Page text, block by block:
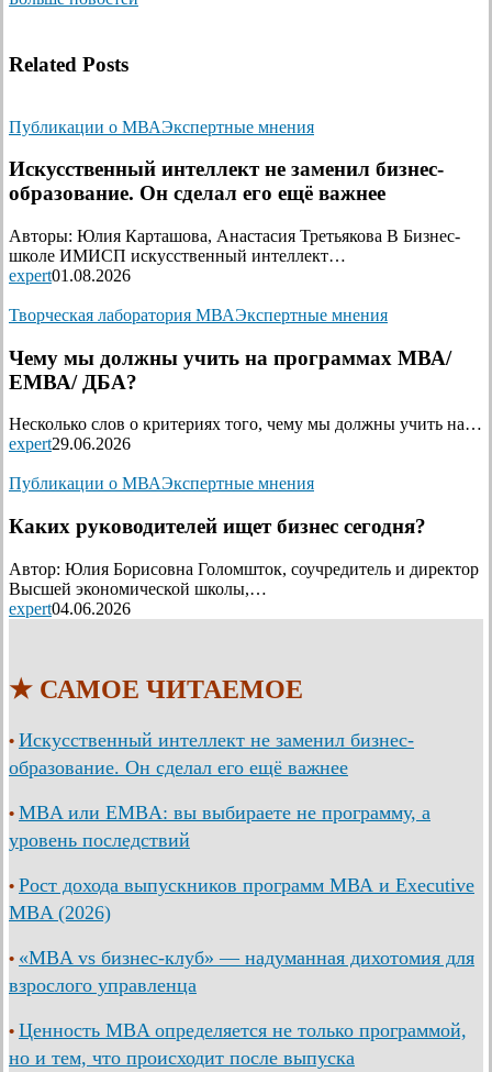
Related Posts
Публикации о МВАЭкспертные мнения
Искусственный интеллект не заменил бизнес-
образование. Он сделал его ещё важнее
Авторы: Юлия Карташова, Анастасия Третьякова В Бизнес-
школе ИМИСП искусственный интеллект…
expert01.08.2026
Творческая лаборатория МВАЭкспертные мнения
Чему мы должны учить на программах МВА/
ЕМВА/ ДБА?
Несколько слов о критериях того, чему мы должны учить на…
expert29.06.2026
Публикации о МВАЭкспертные мнения
Каких руководителей ищет бизнес сегодня?
Автор: Юлия Борисовна Голомшток, соучредитель и директор
Высшей экономической школы,…
expert04.06.2026
★ САМОЕ ЧИТАЕМОЕ
• Искусственный интеллект не заменил бизнес-
образование. Он сделал его ещё важнее
• MBA или EMBA: вы выбираете не программу, а
уровень последствий
• Рост дохода выпускников программ МВА и Executive
MBA (2026)
• «MBA vs бизнес-клуб» — надуманная дихотомия для
взрослого управленца
• Ценность MBA определяется не только программой,
но и тем, что происходит после выпуска